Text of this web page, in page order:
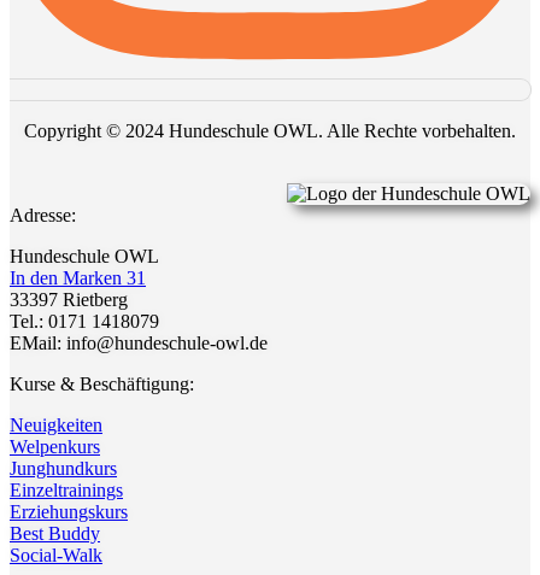
Copyright © 2024 Hundeschule OWL. Alle Rechte vorbehalten.
Adresse:
Hundeschule OWL
In den Marken 31
33397 Rietberg
Tel.: 0171 1418079
EMail: info@hundeschule-owl.de
Kurse & Beschäftigung:
Neuigkeiten
Welpenkurs
Junghundkurs
Einzeltrainings
Erziehungskurs
Best Buddy
Social-Walk